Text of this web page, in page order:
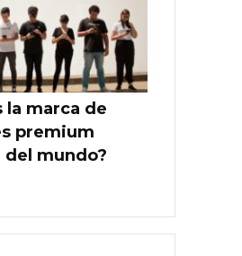
la marca de
premium
mundo?